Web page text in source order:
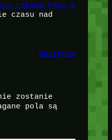
rękawa Pasy L
czasu nad
Następny
zostanie
pola są